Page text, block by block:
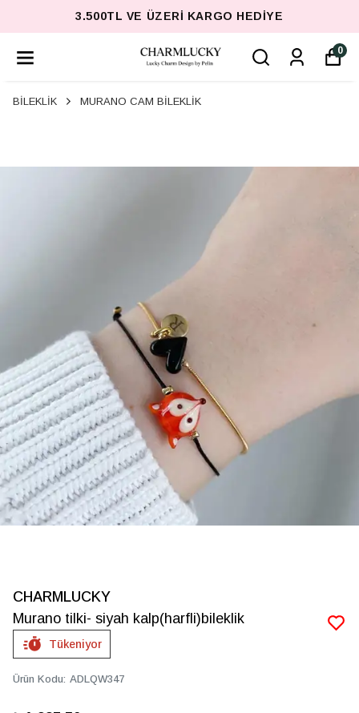
3.500TL VE ÜZERI KARGO HEDIYE
0
BİLEKLİK MURANO CAM BİLEKLİK
CHARMLUCKY
Murano tilki- siyah kalp(harfli)bileklik
Tükeniyor
Ürün Kodu: ADLQW347